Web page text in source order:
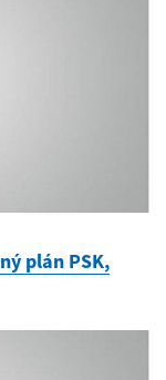
plán PSK,